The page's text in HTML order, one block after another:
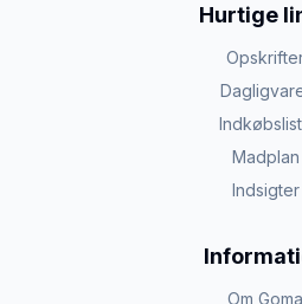
Hurtige
Madplan
Indsigter
Om Goma